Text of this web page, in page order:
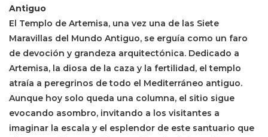
Antiguo
El Templo de Artemisa, una vez una de las Siete
Maravillas del Mundo Antiguo, se erguía como un faro
de devoción y grandeza arquitectónica. Dedicado a
Artemisa, la diosa de la caza y la fertilidad, el templo
atraía a peregrinos de todo el Mediterráneo antiguo.
Aunque hoy solo queda una columna, el sitio sigue
evocando asombro, invitando a los visitantes a
imaginar la escala y el esplendor de este santuario que